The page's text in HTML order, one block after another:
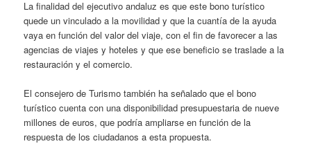
La finalidad del ejecutivo andaluz es que este bono turístico
quede un vinculado a la movilidad y que la cuantía de la ayuda
vaya en función del valor del viaje, con el fin de favorecer a las
agencias de viajes y hoteles y que ese beneficio se traslade a la
restauración y el comercio.
El consejero de Turismo también ha señalado que el bono
turístico cuenta con una disponibilidad presupuestaria de nueve
millones de euros, que podría ampliarse en función de la
respuesta de los ciudadanos a esta propuesta.